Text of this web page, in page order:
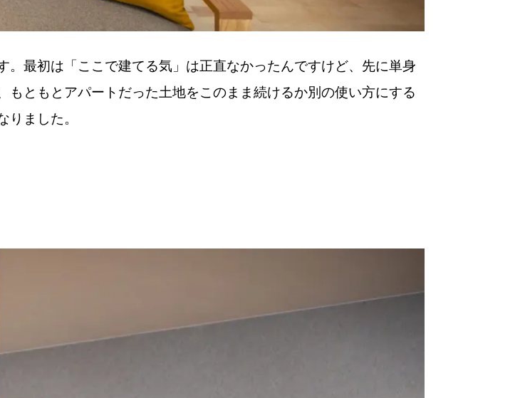
最初は「ここで建てる気」は正直なかったんですけど、先に単身
ともとアパートだった土地をこのまま続けるか別の使い方にする
ました。